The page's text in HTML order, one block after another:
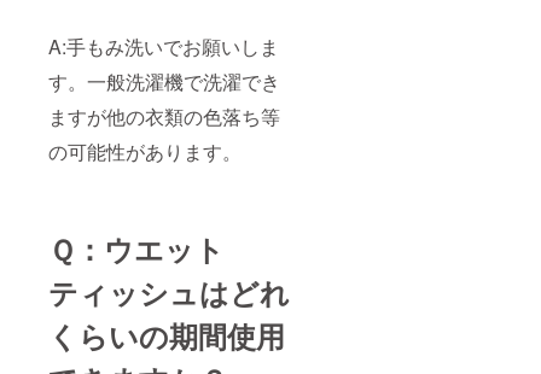
A:手もみ洗いでお願いしま
す。一般洗濯機で洗濯でき
ますが他の衣類の色落ち等
の可能性があります。
Ｑ：ウエット
ティッシュはどれ
くらいの期間使用